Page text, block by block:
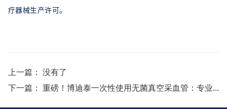
疗器械生产许可。
上一篇： 没有了
下一篇： 重磅！博迪泰一次性使用无菌真空采血管：专业游离DNA（cfDNA）保存采血管， 获批国家医疗器械二类证书！